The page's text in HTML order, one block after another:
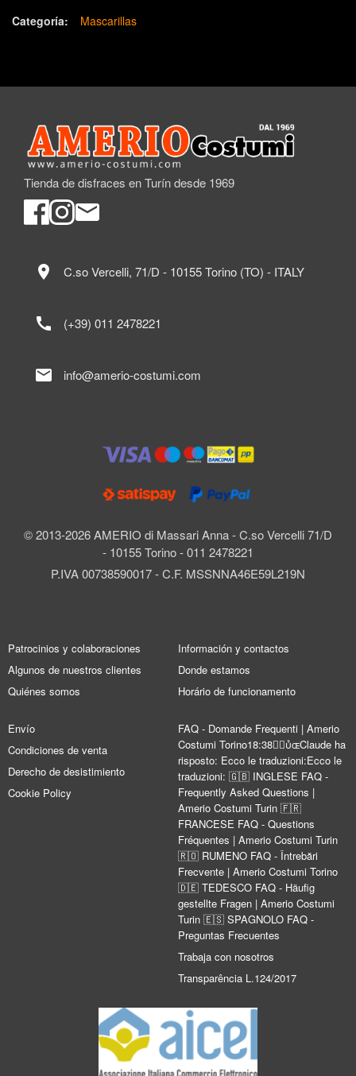
Categoría: Mascarillas
Tienda de disfraces en Turín desde 1969
© 2013-2026 AMERIO di Massari Anna - C.so Vercelli 71/D
- 10155 Torino - 011 2478221
P.IVA 00738590017 - C.F. MSSNNA46E59L219N
location_on C.so Vercelli, 71/D - 10155 Torino (TO) - ITALY
call (+39) 011 2478221
mail info@amerio-costumi.com
Patrocinios y colaboraciones
Algunos de nuestros clientes
Quiénes somos
Información y contactos
Donde estamos
Horário de funcionamento
Envío
Condiciones de venta
Derecho de desistimiento
Cookie Policy
FAQ - Domande Frequenti | Amerio
Costumi Torino18:38Claude ha
risposto: Ecco le traduzioni:Ecco le
traduzioni: 🇬🇧 INGLESE FAQ -
Frequently Asked Questions |
Amerio Costumi Turin 🇫🇷
FRANCESE FAQ - Questions
Fréquentes | Amerio Costumi Turin
🇷🇴 RUMENO FAQ - Întrebări
Frecvente | Amerio Costumi Torino
🇩🇪 TEDESCO FAQ - Häufig
gestellte Fragen | Amerio Costumi
Turin 🇪🇸 SPAGNOLO FAQ -
Preguntas Frecuentes
Trabaja con nosotros
Transparência L.124/2017